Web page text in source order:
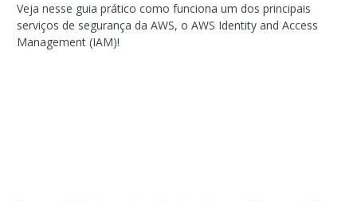
Veja nesse guia prático como funciona um dos principais
serviços de segurança da AWS, o AWS Identity and Access
Management (IAM)!